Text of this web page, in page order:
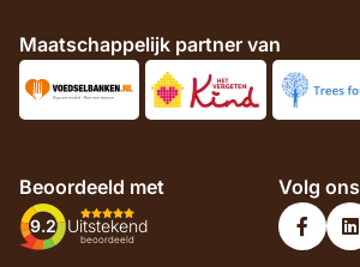
Maatschappelijk partner van
Beoordeeld met
9.2 Uitstekend
beoordeeld
Volg ons